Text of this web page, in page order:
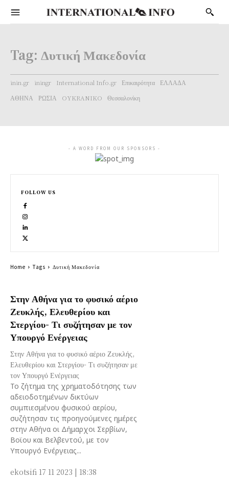
Tag: Δυτική Μακεδονία
inin.gr iningr International Info.gr Επικαιρότητα
ΕΛΛΑΔΑ
ΑΘΗΝΑ
ΡΩΣΙΑ OYKRANIKO Θεσσαλονίκη
Στην Αθήνα για το φυσικό αέριο
Ζευκλής, Ελευθερίου και
Στεργίου- Τι συζήτησαν με τον
Υπουργό Ενέργειας
Στην Αθήνα για το φυσικό αέριο Ζευκλής,
Ελευθερίου και Στεργίου- Τι συζήτησαν με
τον Υπουργό Ενέργειας
Το ζήτημα της χρηματοδότησης των
αδειοδοτημένων δικτύων
συμπιεσμένου φυσικού αερίου,
συζήτησαν τις προηγούμενες ημέρες
στην Αθήνα οι Δήμαρχοι Σερβίων,
Βοϊου και Βελβεντού, με τον
Υπουργό Ενέργειας...
ekotsifi 17 11 2023 | 18:38
- A WORD FROM OUR SPONSORS -
FOLLOW US
Home Tags Δυτική Μακεδονία